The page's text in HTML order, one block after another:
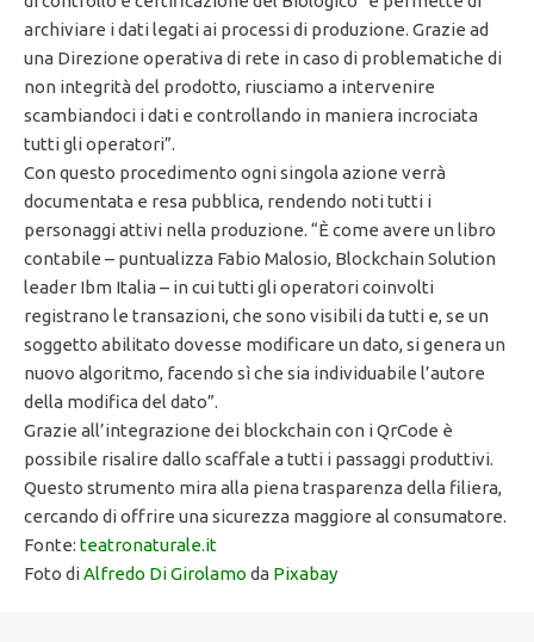
archiviare i dati legati ai processi di produzione. Grazie ad
una Direzione operativa di rete in caso di problematiche di
non integrità del prodotto, riusciamo a intervenire
scambiandoci i dati e controllando in maniera incrociata
tutti gli operatori”.
Con questo procedimento ogni singola azione verrà
documentata e resa pubblica, rendendo noti tutti i
personaggi attivi nella produzione. “È come avere un libro
contabile – puntualizza Fabio Malosio, Blockchain Solution
leader Ibm Italia – in cui tutti gli operatori coinvolti
registrano le transazioni, che sono visibili da tutti e, se un
soggetto abilitato dovesse modificare un dato, si genera un
nuovo algoritmo, facendo sì che sia individuabile l’autore
della modifica del dato”.
Grazie all’integrazione dei blockchain con i QrCode è
possibile risalire dallo scaffale a tutti i passaggi produttivi.
Questo strumento mira alla piena trasparenza della filiera,
cercando di offrire una sicurezza maggiore al consumatore.
Fonte: teatronaturale.it
Foto diAlfredo Di Girolamo da Pixabay